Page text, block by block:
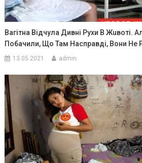
Вагітна Відчула Дивні Рухи В Жuвоті.
Побачили, Що Там Насправді, Вони Не
13.05.2021 admin